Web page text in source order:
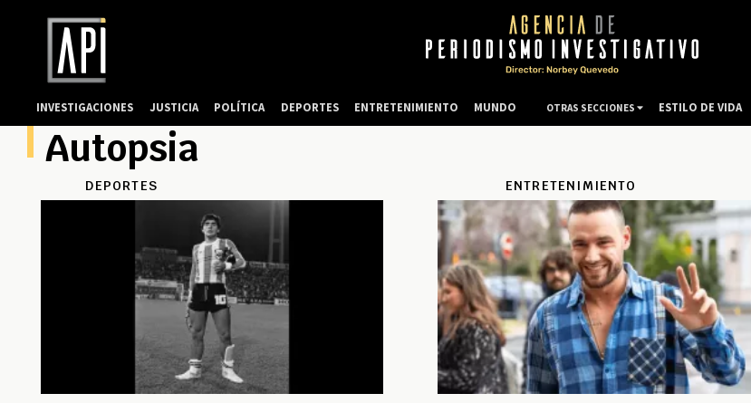
Autopsia
DEPORTES ENTRETENIMIENTO
INVESTIGACIONES JUSTICIA POLÍTICA DEPORTES ENTRETENIMIENTO MUNDO OTRAS SECCIONES ESTILO DE VIDA